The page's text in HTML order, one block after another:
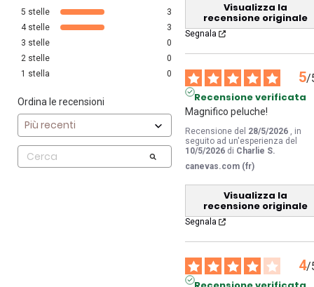
5 stelle
3
4 stelle
3
3 stelle
0
2 stelle
0
1 stella 0
Ordina le recensioni
Visualizza la
recensione originale
Segnala
5/
Recensione verificata
Magnifico peluche!
Recensione del 28/5/2026 , in
seguito ad un'esperienza del
10/5/2026 di Charlie S.
canevas.com (fr)
Visualizza la
recensione originale
Segnala
4/